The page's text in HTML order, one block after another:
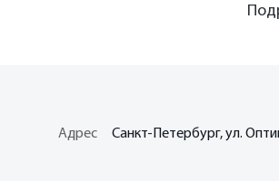
Адрес Санкт-Петербург, ул.